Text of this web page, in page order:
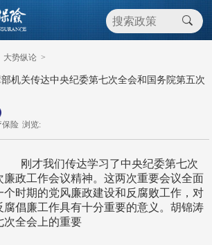
大势纵论 >
机关传达中央纪委第七次全会和国务院第五次
保险 浏览:
刚才我们传达学习了中央纪委第七次
廉政工作会议精神。这两次重要会议全面
个时期的党风廉政建设和反腐败工作，对
腐倡廉工作具有十分重要的意义。胡锦涛
次全会上的重要